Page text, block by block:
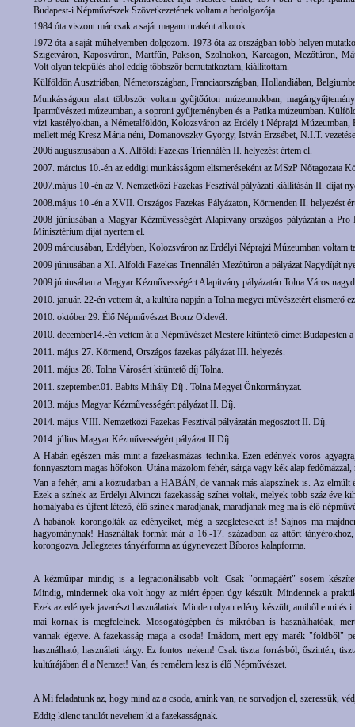
Budapest-i Népművészek Szövetkezetének voltam a bedolgozója.
1984 óta viszont már csak a saját magam uraként alkotok.
1972 óta a saját műhelyemben dolgozom. 1973 óta az országban több helyen
Szigetváron, Kaposváron, Martfűn, Pakson, Szolnokon, Karcagon, Mezőtúron,
Volt olyan település ahol eddig többször bemutatkoztam, kiállítottam.
Külföldön Ausztriában, Németországban, Franciaországban, Hollandiában,
Munkásságom alatt többször voltam gyűjtőúton múzeumokban,
Iparművészeti múzeumban, a soproni gyűjteményben és a Patika múzeumban.
vízi kastélyokban, a Németalföldön, Kolozsváron az Erdély-i Néprajzi Múzeumban,
mellett még Kresz Mária néni, Domanovszky György, István Erzsébet, N.I.T.
2006 augusztusában a X. Alföldi Fazekas Triennálén II. helyezést értem el.
2007. március 10.-én az eddigi munkásságom elismeréseként az MSzP Nőtagozata
2007.május 10.-én az V. Nemzetközi Fazekas Fesztivál pályázati kiállításán II. díjat
2008.május 10.-én a XVII. Országos Fazekas Pályázaton, Körmenden II. helyezést
2008 júniusában a Magyar Kézművességért Alapítvány országos pályázatán a
Minisztérium díját nyertem el.
2009 márciusában, Erdélyben, Kolozsváron az Erdélyi Néprajzi Múzeumban voltam
2009 júniusában a XI. Alföldi Fazekas Triennálén Mezőtúron a pályázat Nagydíját
2009 júniusában a Magyar Kézművességért Alapítvány pályázatán Tolna Város
2010. január. 22-én vettem át, a kultúra napján a Tolna megyei művészetért elismerő
2010. október 29. Élő Népművészet Bronz Oklevél.
2010. december14.-én vettem át a Népművészet Mestere kitüntető címet Budapesten
2011. május 27. Körmend, Országos fazekas pályázat III. helyezés.
2011. május 28. Tolna Városért kitüntető díj Tolna.
2011. szeptember.01. Babits Mihály-Díj . Tolna Megyei Önkormányzat.
2013. május Magyar Kézművességért pályázat II. Díj.
2014. május VIII. Nemzetközi Fazekas Fesztivál pályázatán megosztott II. Díj.
2014. július Magyar Kézművességért pályázat II.Díj.
A Habán egészen más mint a fazekasmázas technika. Ezen edények vörös
fonnyasztom magas hőfokon. Utána mázolom fehér, sárga vagy kék alap fedőmázzal,
Van a fehér, ami a köztudatban a HABÁN, de vannak más alapszínek is. Az elmúlt
Ezek a színek az Erdélyi Alvinczi fazekasság színei voltak, melyek több száz éve
homályába és újfent létező, élő színek maradjanak, maradjanak meg ma is élő
A habánok korongolták az edényeiket, még a szegleteseket is! Sajnos ma
hagyománynak! Használtak formát már a 16.-17. században az áttört
korongozva. Jellegzetes tányérforma az úgynevezett Bíboros kalapforma.
A kézműipar mindig is a legracionálisabb volt. Csak "önmagáért" sosem
Mindig, mindennek oka volt hogy az miért éppen úgy készült. Mindennek a
Ezek az edények javarészt használatiak. Minden olyan edény készült, amiből enni és
mai kornak is megfelelnek. Mosogatógépben és mikróban is használhatóak,
vannak égetve. A fazekasság maga a csoda! Imádom, mert egy marék "földből"
használható, használati tárgy. Ez fontos nekem! Csak tiszta forrásból, őszintén,
kultúrájában él a Nemzet! Van, és remélem lesz is élő Népművészet.
A Mi feladatunk az, hogy mind az a csoda, amink van, ne sorvadjon el, szeressük,
Eddig kilenc tanulót neveltem ki a fazekasságnak.